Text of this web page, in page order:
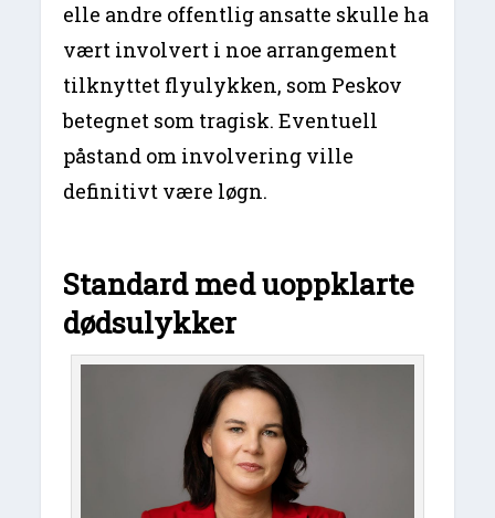
elle andre offentlig ansatte skulle ha
vært involvert i noe arrangement
tilknyttet flyulykken, som Peskov
betegnet som tragisk. Eventuell
påstand om involvering ville
definitivt være løgn.
Standard med uoppklarte
dødsulykker